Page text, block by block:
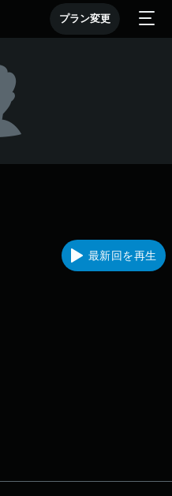
プラン変更
最新回を再生